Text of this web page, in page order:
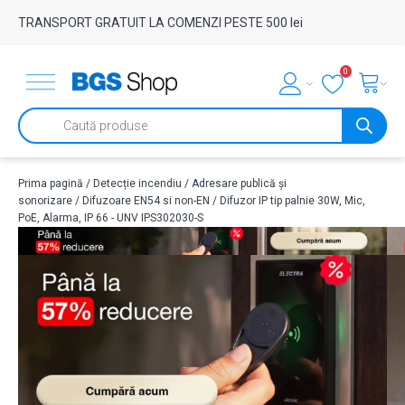
TRANSPORT GRATUIT LA COMENZI PESTE 500 lei
0
Products
search
Prima pagină / Detecție incendiu / Adresare publică și
sonorizare / Difuzoare EN54 si non-EN / Difuzor IP tip palnie 30W, Mic,
PoE, Alarma, IP 66 - UNV IPS302030-S